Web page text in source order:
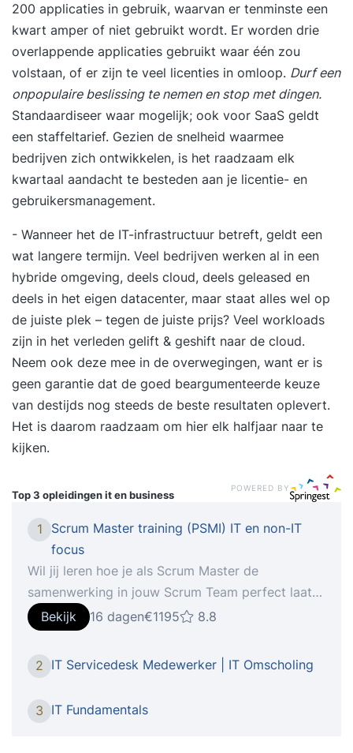
200 applicaties in gebruik, waarvan er tenminste een
kwart amper of niet gebruikt wordt. Er worden drie
overlappende applicaties gebruikt waar één zou
volstaan, of er zijn te veel licenties in omloop. Durf een
onpopulaire beslissing te nemen en stop met dingen.
Standaardiseer waar mogelijk; ook voor SaaS geldt
een staffeltarief. Gezien de snelheid waarmee
bedrijven zich ontwikkelen, is het raadzaam elk
kwartaal aandacht te besteden aan je licentie- en
gebruikersmanagement.
- Wanneer het de IT-infrastructuur betreft, geldt een
wat langere termijn. Veel bedrijven werken al in een
hybride omgeving, deels cloud, deels geleased en
deels in het eigen datacenter, maar staat alles wel op
de juiste plek – tegen de juiste prijs? Veel workloads
zijn in het verleden gelift & geshift naar de cloud.
Neem ook deze mee in de overwegingen, want er is
geen garantie dat de goed beargumenteerde keuze
van destijds nog steeds de beste resultaten oplevert.
Het is daarom raadzaam om hier elk halfjaar naar te
kijken.
Top 3 opleidingenit en business
POWERED BY
1
Scrum Master training (PSMI) IT en non-IT
focus
Wil jij leren hoe je als Scrum Master de
samenwerking in jouw Scrum Team perfect laat
lopen? In deze 2-daagse gecertificeerde Scrum
Master training (PSMI) leer je alles wat je nodig
hebt. Wil jij leren hoe je als Scrum Master de
samenwerking in jouw team perfect laat lopen? In
training (PSMI) leer je alles wat je nodig hebt.
Bekijk 16 dagen€1195 8.8
2 IT Servicedesk Medewerker | IT Omscholing
3 IT Fundamentals